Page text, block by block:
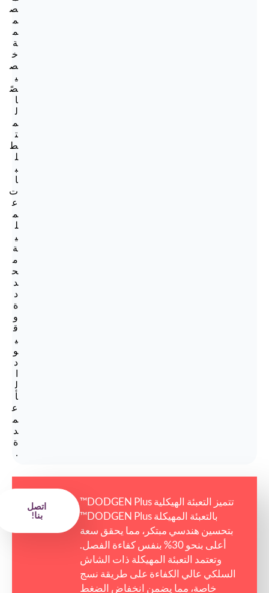
ص
م
م
ة
خ
ص
ي
صً
ا
ل
م
ت
ط
ل
ب
ا
ت
ع
م
ل
ي
ة
م
ح
د
د
ة
و
ق
ي
و
د
ل
أ
ع
م
د
ة
.
تتميز التعبئة الهيكلية DODGEN Plus™
بالتعبئة المهيكلة DODGEN Plus™
بتحسين هندسي مبتكر، مما يحقق سعة
أعلى بنحو 30% بنفس كفاءة الفصل.
وتعتمد التعبئة المهيكلة ذات الشاش
السلكي عالي الكفاءة على طريقة نسج
خاصة، مما يضمن انخفاض الضغط
اتصل
بنا!